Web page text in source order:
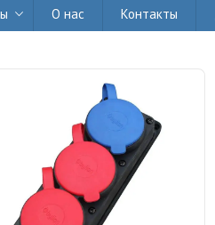
О нас Контакты